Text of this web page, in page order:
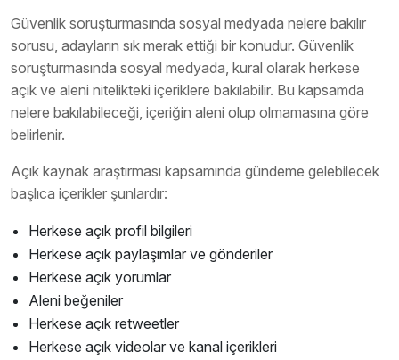
Güvenlik soruşturmasında sosyal medyada nelere bakılır
sorusu, adayların sık merak ettiği bir konudur. Güvenlik
soruşturmasında sosyal medyada, kural olarak herkese
açık ve aleni nitelikteki içeriklere bakılabilir. Bu kapsamda
nelere bakılabileceği, içeriğin aleni olup olmamasına göre
belirlenir.
Açık kaynak araştırması kapsamında gündeme gelebilecek
başlıca içerikler şunlardır:
Herkese açık profil bilgileri
Herkese açık paylaşımlar ve gönderiler
Herkese açık yorumlar
Aleni beğeniler
Herkese açık retweetler
Herkese açık videolar ve kanal içerikleri